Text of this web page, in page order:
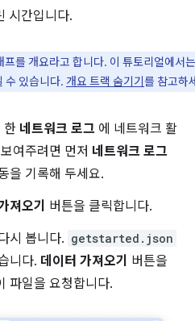
시간입니다.
프를 개요라고 합니다. 이 튜토리얼에서
수 있습니다. 개요 트랙 숨기기를 참고하
한 네트워크 로그 에 네트워크 활
여주려면 먼저 네트워크 로그
을 기록해 두세요.
져오기
버튼을 클릭합니다.
시 봅니다. getstarted.json
니다. 데이터 가져오기 버튼을
파일을 요청합니다.